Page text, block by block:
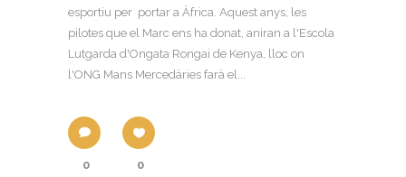
esportiu per portar a Àfrica. Aquest anys, les
pilotes que el Marc ens ha donat, aniran a l'Escola
Lutgarda d'Ongata Rongai de Kenya, lloc on
l'ONG Mans Mercedàries farà el...
0 0